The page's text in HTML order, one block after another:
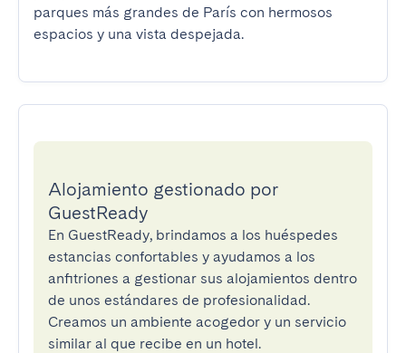
parques más grandes de París con hermosos
espacios y una vista despejada.
Alojamiento gestionado por
GuestReady
En GuestReady, brindamos a los huéspedes
estancias confortables y ayudamos a los
anfitriones a gestionar sus alojamientos dentro
de unos estándares de profesionalidad.
Creamos un ambiente acogedor y un servicio
similar al que recibe en un hotel.